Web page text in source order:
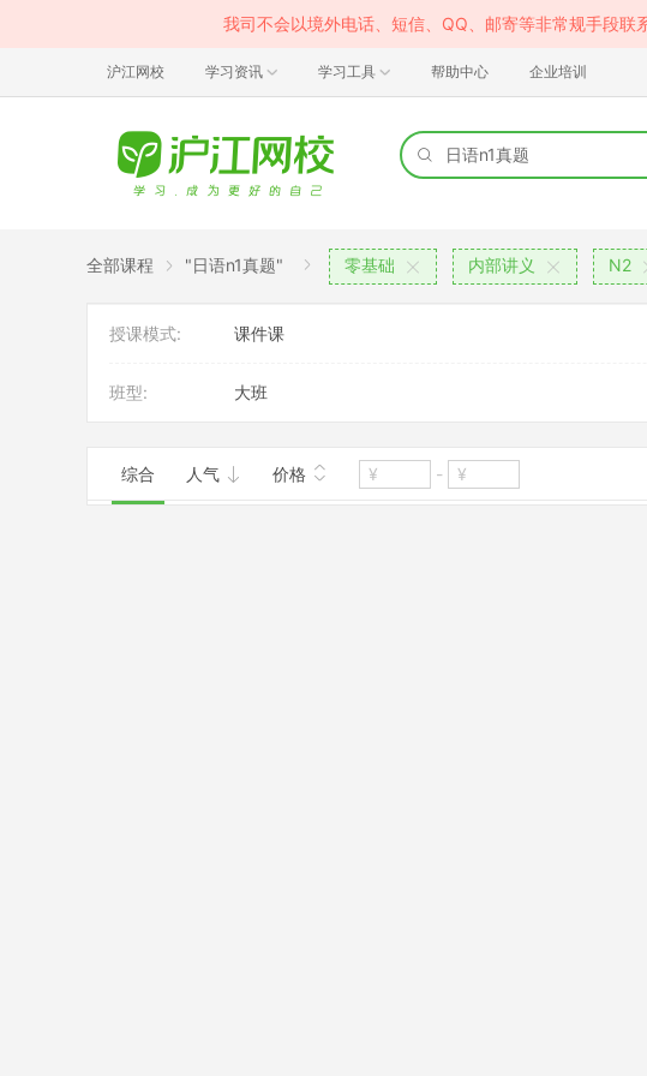
我司不会以境外电话、短信、QQ、邮寄等非常规手段联
沪江网校 学习资讯 学习工具 帮助中心 企业培训
全部课程 "日语n1真题" 零基础 内部讲义 N2
授课模式: 课件课
班型: 大班
综合 人气 价格 -